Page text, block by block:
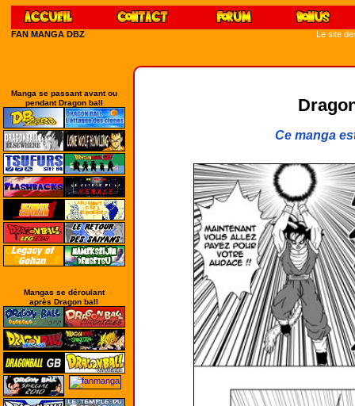
FAN MANGA DBZ Le site
Manga se passant avant ou
pendant Dragon ball
Mangas se déroulant
après Dragon ball
Ce manga